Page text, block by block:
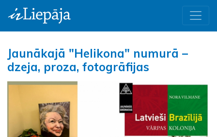
Jaunākajā "Helikona" numurā –
dzeja, proza, fotogrāfijas